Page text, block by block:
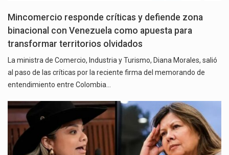
Mincomercio responde críticas y defiende zona
binacional con Venezuela como apuesta para
transformar territorios olvidados
La ministra de Comercio, Industria y Turismo, Diana Morales, salió
al paso de las críticas por la reciente firma del memorando de
entendimiento entre Colombia…